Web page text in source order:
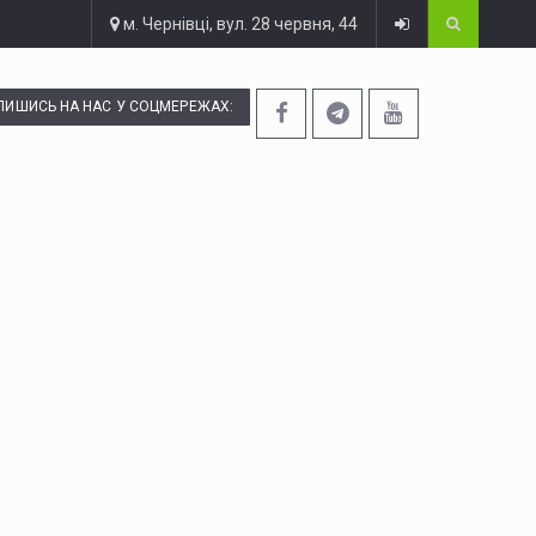
м. Чернівці, вул. 28 червня, 44
НА НАС У СОЦМЕРЕЖАХ: